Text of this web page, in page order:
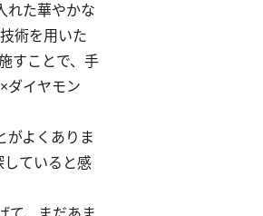
れた華やかな
術を用いた
すことで、手
ダイヤモン
がよくありま
していると感